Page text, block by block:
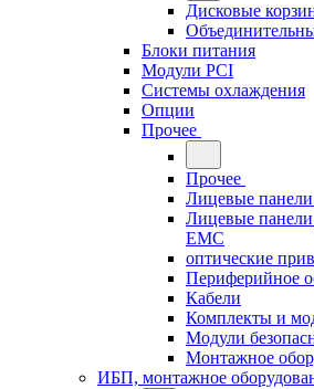
Дисковые
Блоки питания
Модули PCI
Системы охлаждения
Опции
Прочее
Прочее
Лицевые
Лицевые панели
EMC
оптические
Периферийное
Кабели
Комплекты и
Модули
Монтажное
ИБП, монтажное